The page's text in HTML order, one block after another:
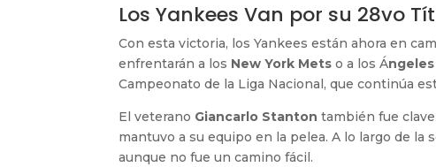
Los Yankees Van por su 28vo
Con esta victoria, los Yankees están ahora en
enfrentarán a los New York Mets o a los Á
Campeonato de la Liga Nacional, que continúa
El veterano Giancarlo Stanton también fue
mantuvo a su equipo en la pelea. A lo largo de la
aunque no fue un camino fácil.